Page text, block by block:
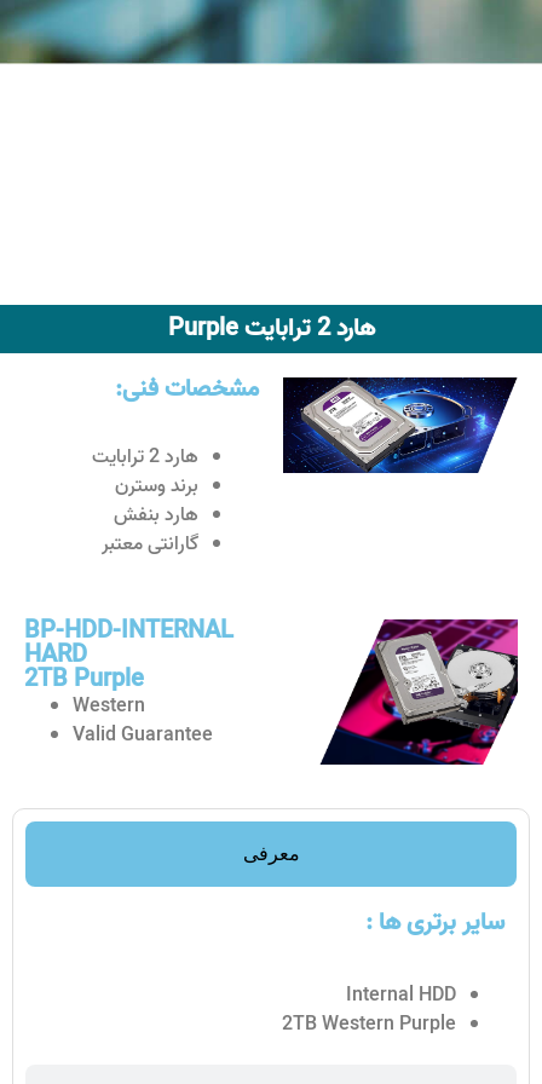
هارد 2 ترابایت Purple
مشخصات فنی:
هارد 2 ترابایت
برند وسترن
هارد بنفش
گارانتی معتبر
BP-HDD-INTERNAL
HARD
2TB Purple
Western
Valid Guarantee
معرفی
سایر برتری ها :
Internal HDD
2TB Western Purple